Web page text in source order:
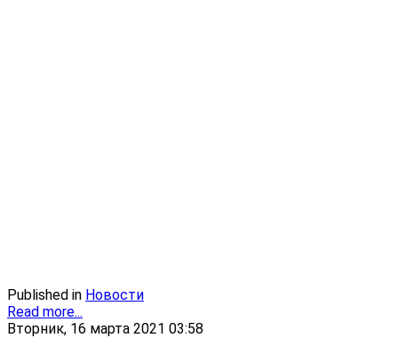
Published in Новости
Read more...
Вторник, 16 марта 2021 03:58